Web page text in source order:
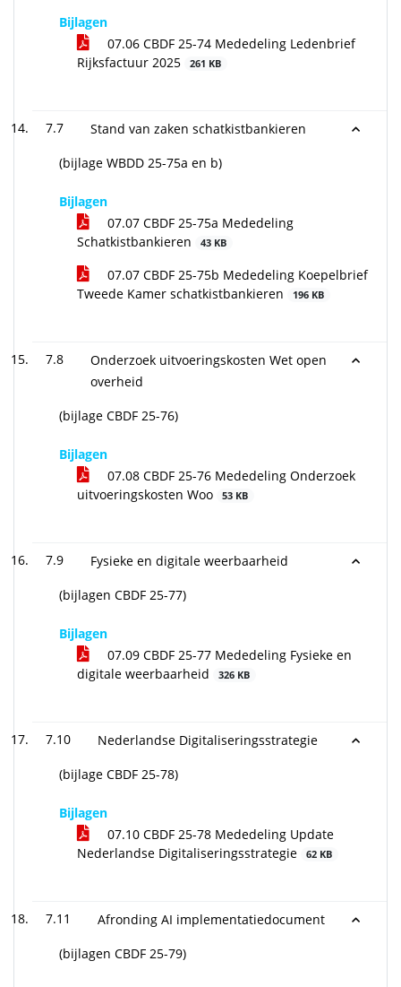
Bijlagen
07.06 CBDF 25-74 Mededeling Ledenbrief
Rijksfactuur 2025
261 KB
7.7
Stand van zaken schatkistbankieren
(bijlage WBDD 25-75a en b)
Bijlagen
07.07 CBDF 25-75a Mededeling
Schatkistbankieren
43 KB
07.07 CBDF 25-75b Mededeling Koepelbrief
Tweede Kamer schatkistbankieren
196 KB
7.8
Onderzoek uitvoeringskosten Wet open
overheid
(bijlage CBDF 25-76)
Bijlagen
07.08 CBDF 25-76 Mededeling Onderzoek
uitvoeringskosten Woo
53 KB
7.9
Fysieke en digitale weerbaarheid
(bijlagen CBDF 25-77)
Bijlagen
07.09 CBDF 25-77 Mededeling Fysieke en
digitale weerbaarheid
326 KB
7.10
Nederlandse Digitaliseringsstrategie
(bijlage CBDF 25-78)
Bijlagen
07.10 CBDF 25-78 Mededeling Update
Nederlandse Digitaliseringsstrategie
62 KB
7.11
Afronding AI implementatiedocument
(bijlagen CBDF 25-79)